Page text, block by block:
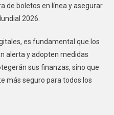
de boletos en línea y asegurar
2026.
es fundamental que los
alerta y adopten medidas
sus finanzas, sino que
más seguro para todos los